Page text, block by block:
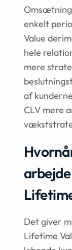
Omsætning
enkelt
Value
hele
mere
af
CLV mere
Det giver
Lifetime